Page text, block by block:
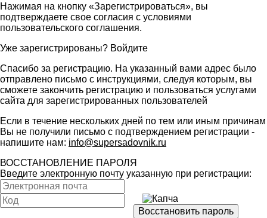
Нажимая на кнопку «Зарегистрироваться», вы
подтверждаете свое согласия с условиями
пользовательского соглашения.
Уже зарегистрированы? Войдите
Спасибо за регистрацию. На указанный вами адрес было
отправлено письмо с инструкциями, следуя которым, вы
сможете закончить регистрацию и пользоваться услугами
сайта для зарегистрированных пользователей
Если в течение нескольких дней по тем или иным причинам
Вы не получили письмо с подтверждением регистрации -
напишите нам: info@supersadovnik.ru
ВОССТАНОВЛЕНИЕ ПАРОЛЯ
Введите электронную почту указанную при регистрации: